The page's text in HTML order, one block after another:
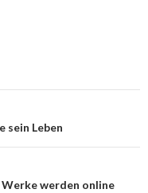
sein Leben
werden online